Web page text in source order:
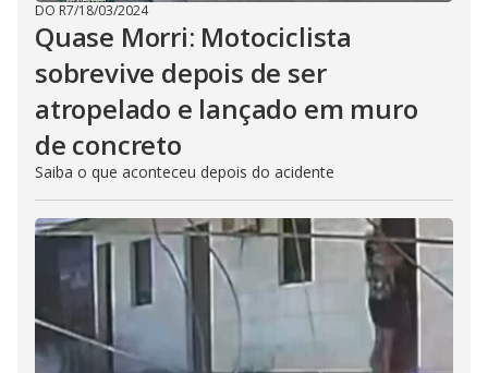
DO R7/18/03/2024
Quase Morri: Motociclista
sobrevive depois de ser
atropelado e lançado em muro
de concreto
Saiba o que aconteceu depois do acidente